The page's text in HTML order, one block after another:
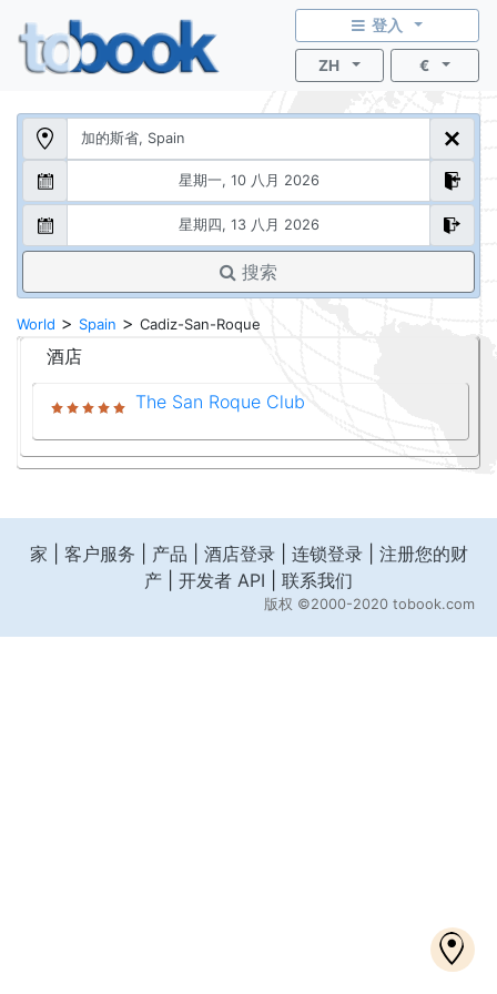
登入
ZH €
搜索
World > Spain > Cadiz-San-Roque
酒店
The San Roque Club
家 客户服务 产品 酒店登录| 连锁登录| 注册您的财
产
开发者 API 联系我们
版权 ©2000-2020 tobook.com